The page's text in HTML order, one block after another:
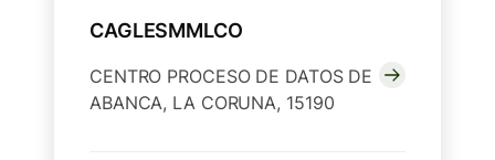
CAGLESMMLCO
CENTRO PROCESO DE DATOS DE
ABANCA, LA CORUNA, 15190